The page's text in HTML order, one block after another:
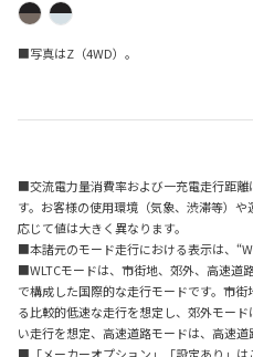
■写真はZ（4WD）。
■交流電力量消費率および一充電走行距
す。お客様の使用環境（気象、渋滞等）
応じて値は大きく異なります。
■本諸元のモード走行における表示は、
■WLTCモードは、市街地、郊外、高速道
で構成した国際的な走行モードです。市
る比較的低速な走行を想定し、郊外モー
い走行を想定、高速道路モードは、高速道
■「メーカーオプション」「設定あり」